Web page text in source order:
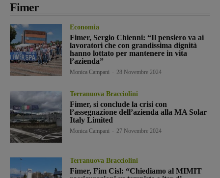
Fimer
Economia
Fimer, Sergio Chienni: “Il pensiero va ai
lavoratori che con grandissima dignità
hanno lottato per mantenere in vita
l’azienda”
Monica Campani 28 Novembre 2024
Terranuova Bracciolini
Fimer, si conclude la crisi con
l’assegnazione dell’azienda alla MA Solar
Italy Limited
Monica Campani 27 Novembre 2024
Terranuova Bracciolini
Fimer, Fim Cisl: “Chiediamo al MIMIT